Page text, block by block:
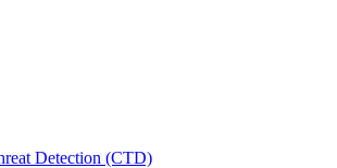
Detection (CTD)